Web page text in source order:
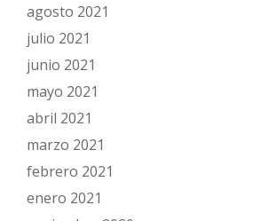
agosto 2021
julio 2021
junio 2021
mayo 2021
abril 2021
marzo 2021
febrero 2021
enero 2021